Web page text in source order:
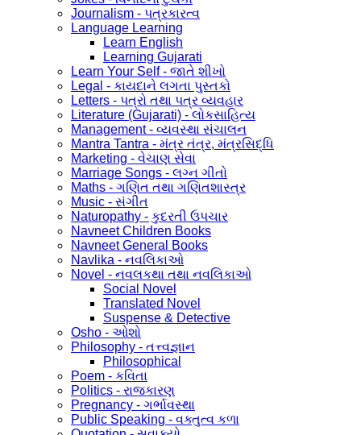
Journalism - પત્રકારત્વ
Language Learning
Learn English
Learning Gujarati
Learn Your Self - જાતે શીખો
Legal - કાયદાને લગતા પુસ્તકો
Letters - પત્રો તથા પત્ર વ્યવહાર
Literature (Gujarati) - લોકસાહિત્ય
Management - વ્યવસ્થા સંચાલન
Mantra Tantra - મંત્ર તંત્ર, મંત્રસિદ્ધિ
Marketing - વેચાણ સેવા
Marriage Songs - લગ્ન ગીતો
Maths - ગણિત તથા ગણિતશાસ્ત્ર
Music - સંગીત
Naturopathy - કુદરતી ઉપચાર
Navneet Children Books
Navneet General Books
Navlika - નવલિકાઓ
Novel - નવલકથા તથા નવલિકાઓ
Social Novel
Translated Novel
Suspense & Detective
Osho - ઓશો
Philosophy - તત્ત્વજ્ઞાન
Philosophical
Poem - કવિતા
Politics - રાજકારણ
Pregnancy - ગર્ભાવસ્થા
Public Speaking - વક્તુત્વ કળા